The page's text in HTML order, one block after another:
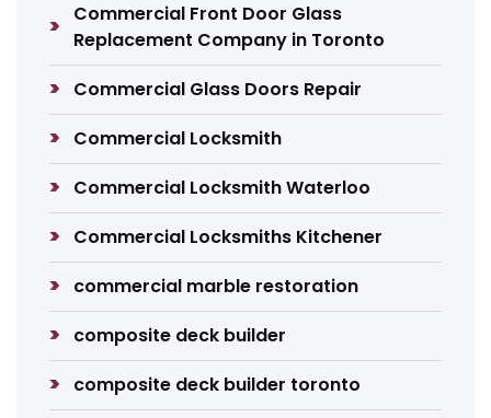
Commercial Front Door Glass
Replacement Company in Toronto
Commercial Glass Doors Repair
Commercial Locksmith
Commercial Locksmith Waterloo
Commercial Locksmiths Kitchener
commercial marble restoration
composite deck builder
composite deck builder toronto